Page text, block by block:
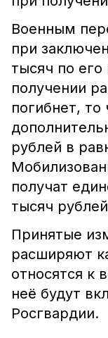
Военным
при
тысяч по
получении
погибнет,
рублей в
получат
тысяч
Принятые
расширяют
относятся к
неё будут
Росгвардии.